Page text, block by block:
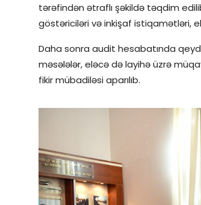
tərəfindən ətraflı şəkildə təqdim
göstəriciləri və inkişaf istiqamətləri,
Daha sonra audit hesabatında
məsələlər, eləcə də layihə üzrə
fikir mübadiləsi aparılıb.